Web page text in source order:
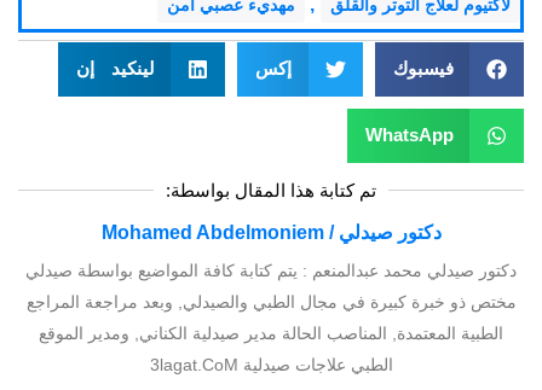
لاكتيوم لعلاج التوتر والقلق مهديء عصبي امن
فيسبوك إكس لينكيد إن
WhatsApp
تم كتابة هذا المقال بواسطة:
دكتور صيدلي / Mohamed Abdelmoniem
دكتور صيدلي محمد عبدالمنعم : يتم كتابة كافة المواضيع بواسطة صيدلي
مختص ذو خبرة كبيرة في مجال الطبي والصيدلي, وبعد مراجعة المراجع
الطبية المعتمدة, المناصب الحالة مدير صيدلية الكناني, ومدير الموقع
الطبي علاجات صيدلية 3lagat.CoM